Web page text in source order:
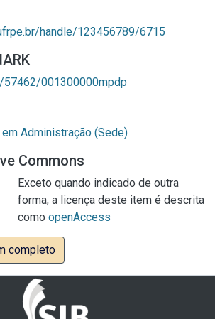
handle/123456789/6715
001300000mpdp
Administração (Sede)
Commons
Exceto quando indicado de outra
forma, a licença deste item é descrita
como openAccess
completo